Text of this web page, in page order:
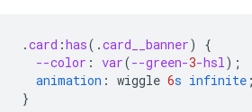
.card :has( .card__banner)
{
--color : var(--green-3-hsl);
animation : wiggle 6s infinite ;
}